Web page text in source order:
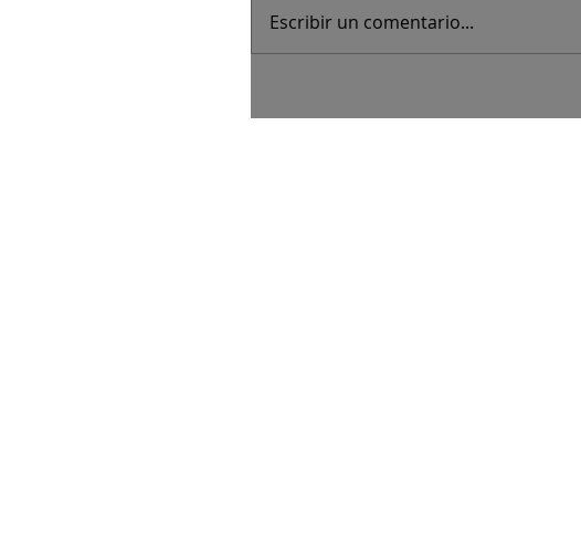
Escribir un comentario...